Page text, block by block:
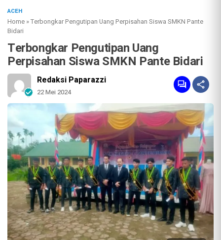
ACEH
Home »Terbongkar Pengutipan Uang Perpisahan Siswa SMKN Pante
Bidari
Terbongkar Pengutipan Uang
Perpisahan Siswa SMKN Pante Bidari
Redaksi Paparazzi
22 Mei 2024